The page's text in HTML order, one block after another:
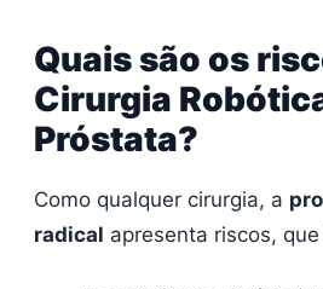
Quais são os
Cirurgia
Próstata?
Como qualquer cirurgia, a
radical apresenta riscos,